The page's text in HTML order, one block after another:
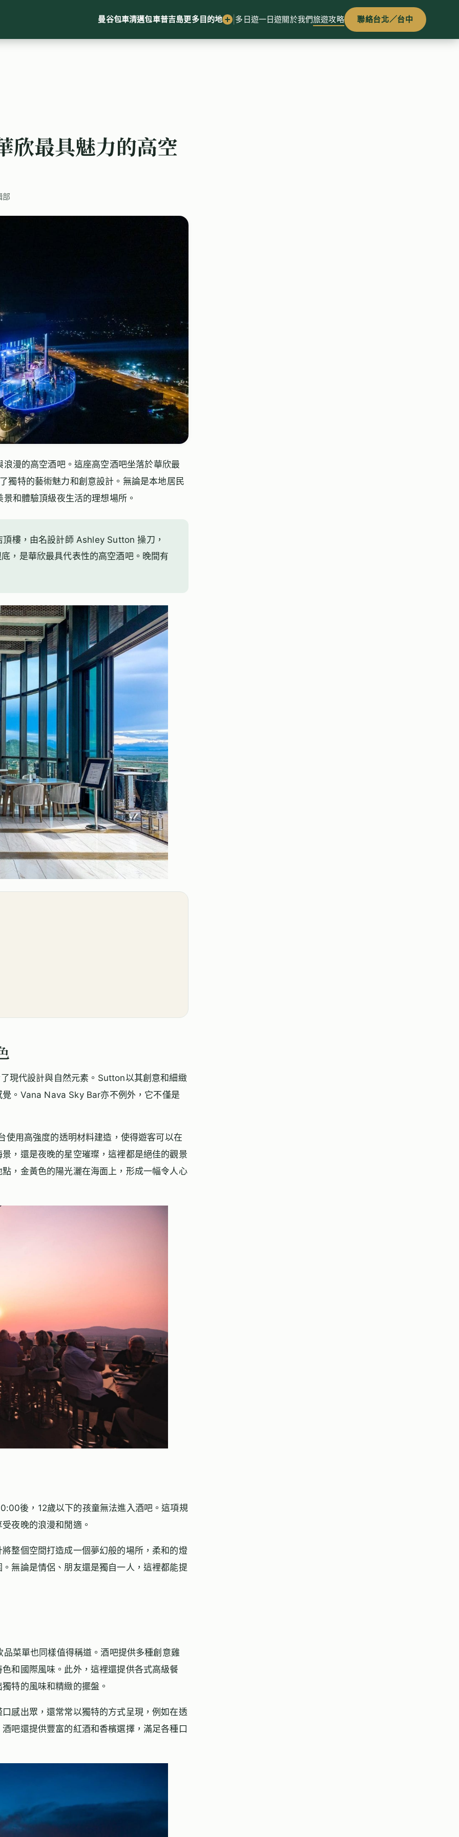
曼谷包車清邁包車普吉島更多目的地 多日遊一日遊關於我們旅遊攻略 聯絡台北／台中
最具魅力的高空
部
漫的高空酒吧。這座高空酒吧坐落於華欣最
獨特的藝術魅力和創意設計。無論是本地居民
和體驗頂級夜生活的理想場所。
樓，由名設計師 Ashley Sutton 操刀，
，是華欣最具代表性的高空酒吧。晚間有
現代設計與自然元素。Sutton以其創意和細緻
。Vana Nava Sky Bar亦不例外，它不僅是
用高強度的透明材料建造，使得遊客可以在
，還是夜晚的星空璀璨，這裡都是絕佳的觀景
，金黃色的陽光灑在海面上，形成一幅令人心
後，12歲以下的孩童無法進入酒吧。這項規
夜晚的浪漫和閒適。
整個空間打造成一個夢幻般的場所，柔和的燈
無論是情侶、朋友還是獨自一人，這裡都能提
菜單也同樣值得稱道。酒吧提供多種創意雞
和國際風味。此外，這裡還提供各式高級餐
特的風味和精緻的擺盤。
感出眾，還常常以獨特的方式呈現，例如在透
吧還提供豐富的紅酒和香檳選擇，滿足各種口